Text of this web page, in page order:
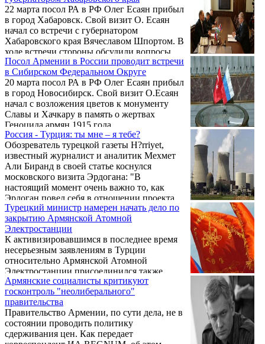
22 марта посол РА в РФ Олег Есаян прибыл
в город Хабаровск. Свой визит О. Есаян
начал со встречи с губернатором
Хабаровского края Вячеславом Шпортом. В
ходе встречи стороны обсудили вопросы
регионального сотрудничества.
Посол Армении в России проводит встречи
в Сибирском Федеральном Округе
20 марта посол РА в РФ Олег Есаян прибыл
в город Новосибирск. Свой визит О.Есаян
начал с возложения цветов к монументу
Славы и Хачкару в память о жертвах
Геноцида армян 1915 года.
Россия - Турция: ты мне – я тебе?
Обозреватель турецкой газеты H?rriyet,
известный журналист и аналитик Мехмет
Али Биранд в своей статье коснулся
московского визита Эрдогана: "В
настоящий момент очень важно то, как
Эрдоган повел себя в отношении проекта
строительства первой АЭС Россией в
городе Аккую средиземной провинции
Мерсин.
Турецкий министр намерен начать дело по
закрытию Армянской Атомной
Электростанции
К активизировавшимся в последнее время
несерьезным заявлениям в Турции
относительно Армянской Атомной
Электростанции присоединился также
министр энергетики и природных ресурсов
этой страны Танер Йлдз, предлагая начать
процесс закрытия Армянской АЭС.
Армянские социалисты критикуют
госконтроль "неолиберального"
правительства
Правительство Армении, по сути дела, не в
состоянии проводить политику
сдерживания цен. Как передает